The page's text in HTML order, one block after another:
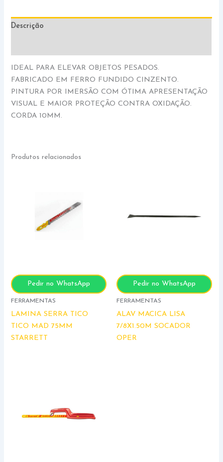
Descrição
IDEAL PARA ELEVAR OBJETOS PESADOS.
FABRICADO EM FERRO FUNDIDO CINZENTO.
PINTURA POR IMERSÃO COM ÓTIMA APRESENTAÇÃO
VISUAL E MAIOR PROTEÇÃO CONTRA OXIDAÇÃO.
CORDA 10MM.
Produtos relacionados
Pedir no WhatsApp
FERRAMENTAS
LAMINA SERRA TICO
TICO MAD 75MM
STARRETT
Pedir no WhatsApp
FERRAMENTAS
ALAV MACICA LISA
7/8X1.50M SOCADOR
OPER